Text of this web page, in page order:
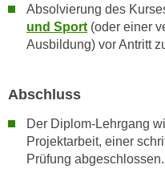
Absolvierung des
und Sport (oder einer
Ausbildung) vor Antritt
Abschluss
Der Diplom-Lehrgang
Projektarbeit, einer
Prüfung abgeschlossen.
e
e